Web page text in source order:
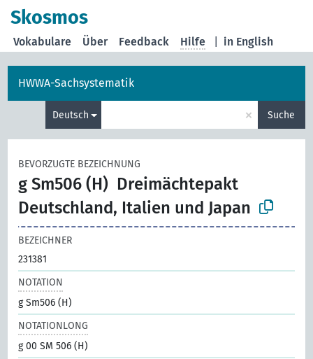
Skosmos
in English
Vokabulare Über Feedback Hilfe
HWWA-Sachsystematik
Deutsch × Suche
BEVORZUGTE BEZEICHNUNG
g Sm506 (H) Dreimächtepakt
Deutschland, Italien und Japan
BEZEICHNER
231381
NOTATION
g Sm506 (H)
NOTATIONLONG
g 00 SM 506 (H)